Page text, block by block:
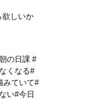
欲しいか
の日課 #
くなる#
みていて#
い#今日